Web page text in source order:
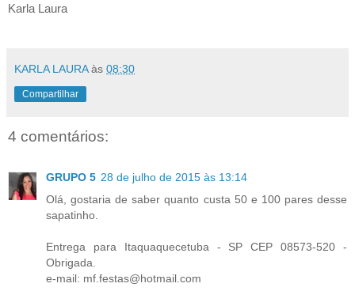
Karla Laura
KARLA LAURA às 08:30
Compartilhar
4 comentários:
GRUPO 5 28 de julho de 2015 às 13:14
Olá, gostaria de saber quanto custa 50 e 100 pares desse
sapatinho.
Entrega para Itaquaquecetuba - SP CEP 08573-520 -
Obrigada.
e-mail: mf.festas@hotmail.com